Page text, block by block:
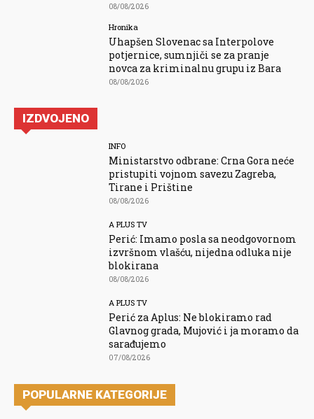
08/08/2026
Hronika
Uhapšen Slovenac sa Interpolove
potjernice, sumnjiči se za pranje
novca za kriminalnu grupu iz Bara
08/08/2026
IZDVOJENO
INFO
Ministarstvo odbrane: Crna Gora neće
pristupiti vojnom savezu Zagreba,
Tirane i Prištine
08/08/2026
A PLUS TV
Perić: Imamo posla sa neodgovornom
izvršnom vlašću, nijedna odluka nije
blokirana
08/08/2026
A PLUS TV
Perić za Aplus: Ne blokiramo rad
Glavnog grada, Mujović i ja moramo da
sarađujemo
07/08/2026
POPULARNE KATEGORIJE